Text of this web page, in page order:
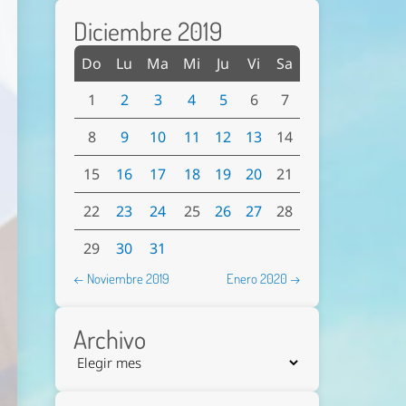
Diciembre 2019
Do Lu Ma Mi Ju Vi
Sa
1
2 3 4 5 6
7
8
9 10 11 12 13
14
15
16 17 18 19 20
21
22
23 24 25 26 27
28
29
30 31
← Noviembre 2019 Enero 2020 →
Archivo